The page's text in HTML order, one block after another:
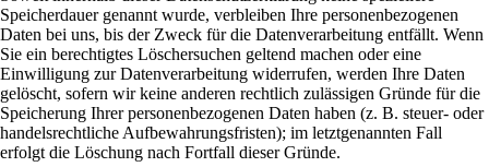
Speicherdauer genannt wurde, verbleiben Ihre personenbezogenen
Daten bei uns, bis der Zweck für die Datenverarbeitung entfällt. Wenn
Sie ein berechtigtes Löschersuchen geltend machen oder eine
Einwilligung zur Datenverarbeitung widerrufen, werden Ihre Daten
gelöscht, sofern wir keine anderen rechtlich zulässigen Gründe für die
Speicherung Ihrer personenbezogenen Daten haben (z. B. steuer- oder
handelsrechtliche Aufbewahrungsfristen); im letztgenannten Fall
erfolgt die Löschung nach Fortfall dieser Gründe.